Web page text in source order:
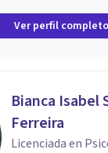
Ver perfil completo
Bianca Isabel
Ferreira
Licenciada en